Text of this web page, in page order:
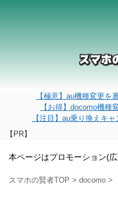
【極意】au機種変更
【お得】docomo機
【注目】au乗り換えキ
【PR】
本ページはプロモーション(
スマホの賢者TOP > docomo >